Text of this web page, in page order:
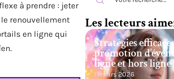
à prendre : jeter
le renouvellement
en ligne qui
Les lecteurs
Stratégies
promotion
ligne et hors ligne
11 mars 2026